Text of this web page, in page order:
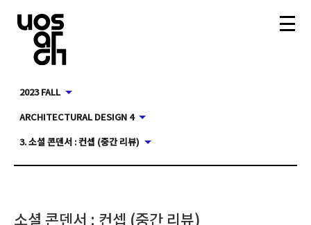
2023 FALL
ARCHITECTURAL DESIGN 4
3. 소셜 콘덴서 : 컨셉 (중간 리뷰)
소셜 콘덴서 : 컨셉 (중간 리뷰)